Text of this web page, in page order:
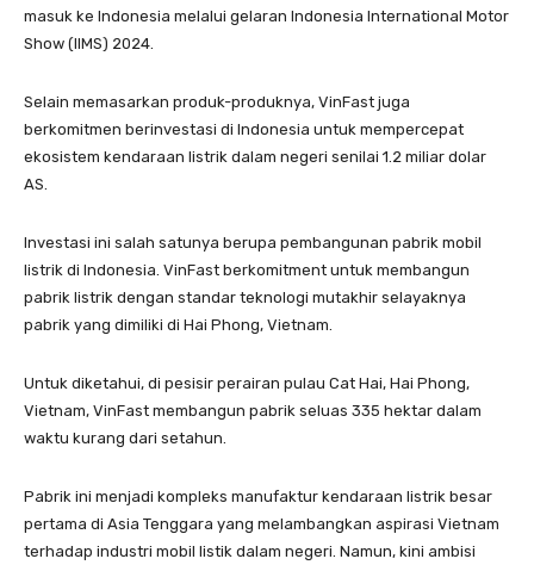
masuk ke Indonesia melalui gelaran Indonesia International Motor
Show (IIMS) 2024.
Selain memasarkan produk-produknya, VinFast juga
berkomitmen berinvestasi di Indonesia untuk mempercepat
ekosistem kendaraan listrik dalam negeri senilai 1.2 miliar dolar
AS.
Investasi ini salah satunya berupa pembangunan pabrik mobil
listrik di Indonesia. VinFast berkomitment untuk membangun
pabrik listrik dengan standar teknologi mutakhir selayaknya
pabrik yang dimiliki di Hai Phong, Vietnam.
Untuk diketahui, di pesisir perairan pulau Cat Hai, Hai Phong,
Vietnam, VinFast membangun pabrik seluas 335 hektar dalam
waktu kurang dari setahun.
Pabrik ini menjadi kompleks manufaktur kendaraan listrik besar
pertama di Asia Tenggara yang melambangkan aspirasi Vietnam
terhadap industri mobil listik dalam negeri. Namun, kini ambisi